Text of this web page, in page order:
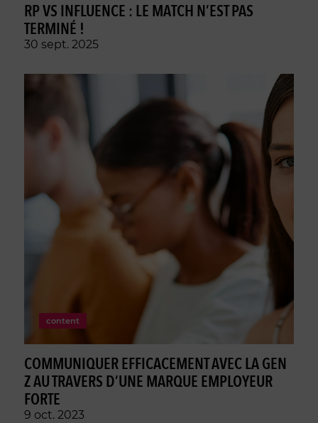
RP VS INFLUENCE : LE MATCH N’EST PAS
TERMINÉ !
30 sept. 2025
content
COMMUNIQUER EFFICACEMENT AVEC LA GEN
Z AU TRAVERS D’UNE MARQUE EMPLOYEUR
FORTE
9 oct. 2023